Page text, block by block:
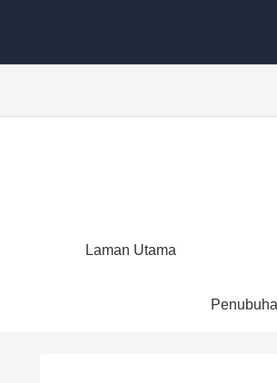
Laman Utama